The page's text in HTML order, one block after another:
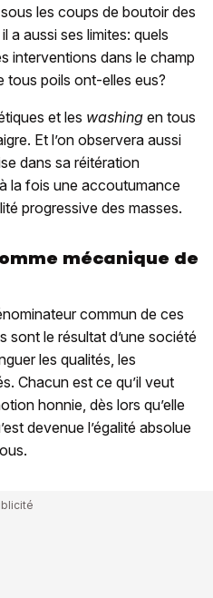
les coups de boutoir des
a aussi ses limites: quels
interventions dans le champ
tous poils ont-elles eus?
et les washing en tous
Et l’on observera aussi
dans sa réitération
la fois une accoutumance
progressive des masses.
mécanique de
commun de ces
sont le résultat d’une société
les qualités, les
Chacun est ce qu’il veut
honnie, dès lors qu’elle
devenue l’égalité absolue